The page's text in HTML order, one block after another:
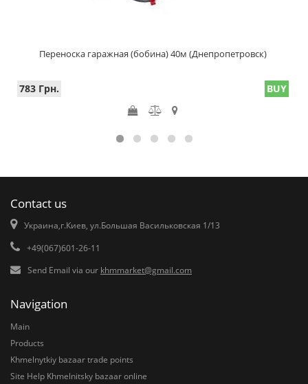
Переноска гаражная (бобина) 40м (Днепропетровск)
783 Грн. BUY
Contact us
Украина,г.Киев, ул.Большая Васильковская 1/13
+49(067)601-26-11
Send Email via our khmmarket@gmail.com
Navigation
Main
Products
Khmelnytkiy bazaar trade points
Site Help Khmelnitsky bazaar online